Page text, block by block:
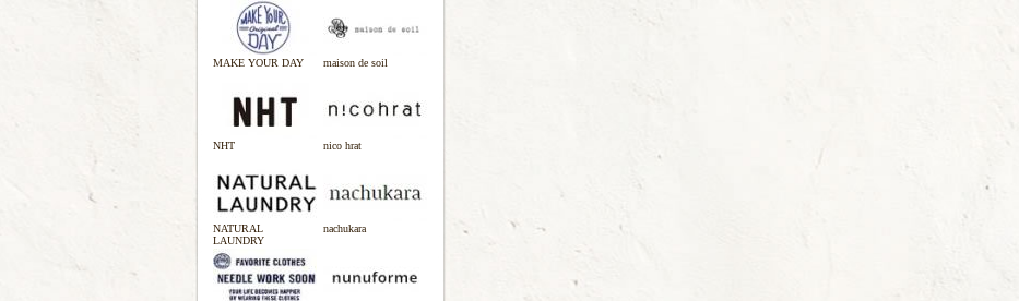
MAKE YOUR DAY maison de soil
NHT nico hrat
NATURAL
LAUNDRY
nachukara